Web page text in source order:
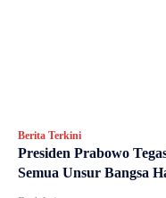
Berita Terkini
Presiden Prabowo
Semua Unsur Bangsa